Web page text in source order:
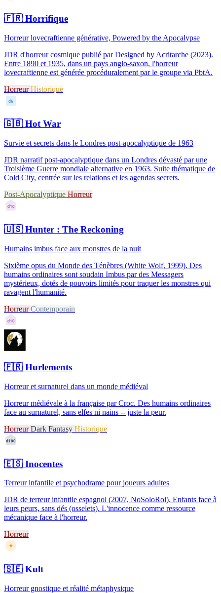
🇫🇷Horrifique
Horreur lovecraftienne générative, Powered by the Apocalypse
JDR d'horreur cosmique publié par Designed by Acritarche (2023).
Entre 1890 et 1935, dans un pays anglo-saxon, l'horreur
lovecraftienne est générée procéduralement par le groupe via PbtA.
HorreurHistorique
d6
🇬🇧Hot War
Survie et secrets dans le Londres post-apocalyptique de 1963
JDR narratif post-apocalyptique dans un Londres dévasté par une
Troisième Guerre mondiale alternative en 1963. Suite thématique de
Cold City, centrée sur les relations et les agendas secrets.
Post-Apocalyptique Horreur
d10
🇺🇸Hunter : The Reckoning
Humains imbus face aux monstres de la nuit
Sixième opus du Monde des Ténèbres (White Wolf, 1999). Des
humains ordinaires sont soudain Imbus par des Messagers
mystérieux, dotés de pouvoirs limités pour traquer les monstres qui
ravagent l'humanité.
HorreurContemporain
d10
🇫🇷Hurlements
Horreur et surnaturel dans un monde médiéval
Horreur médiévale à la française par Croc. Des humains ordinaires
face au surnaturel, sans elfes ni nains -- juste la peur.
HorreurDark Fantasy Historique
d100
🇪🇸Inocentes
Terreur infantile et psychodrame pour joueurs adultes
JDR de terreur infantile espagnol (2007, NoSoloRol). Enfants face à
leurs peurs, sans dés (osselets). L'innocence comme ressource
mécanique face à l'horreur.
Horreur
✦
🇸🇪Kult
Horreur gnostique et réalité métaphysique